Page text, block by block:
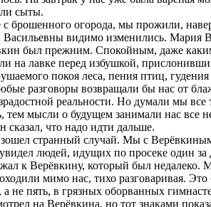
сыты.
с брошенного огорода, мы прожили,
видимо изменились. Мария
был прежним. Спокойным, даже
на лавке перед избушкой,
покоя леса, пения птиц,
разговоры возвращали бы нас от
реальности. Но думали мы
тем мысли о будущем занимали нас все
сказал, что надо идти дальше.
странный случай. Мы с Верёвкиным
людей, идущих по просеке один
к Верёвкину, который был
мимо нас, тихо разговаривая.
а не пять, в грязных оборванных
на Верёвкина, но тот знаками